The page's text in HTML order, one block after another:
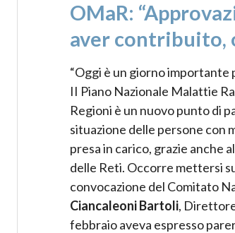
OMaR:
aver contribuito,
“Oggi è un giorno importante
II Piano Nazionale Malattie
Regioni è un nuovo punto di
situazione delle persone con
presa in carico, grazie anche
delle Reti. Occorre mettersi
convocazione del Comitato
Ciancaleoni Bartoli,
febbraio aveva espresso